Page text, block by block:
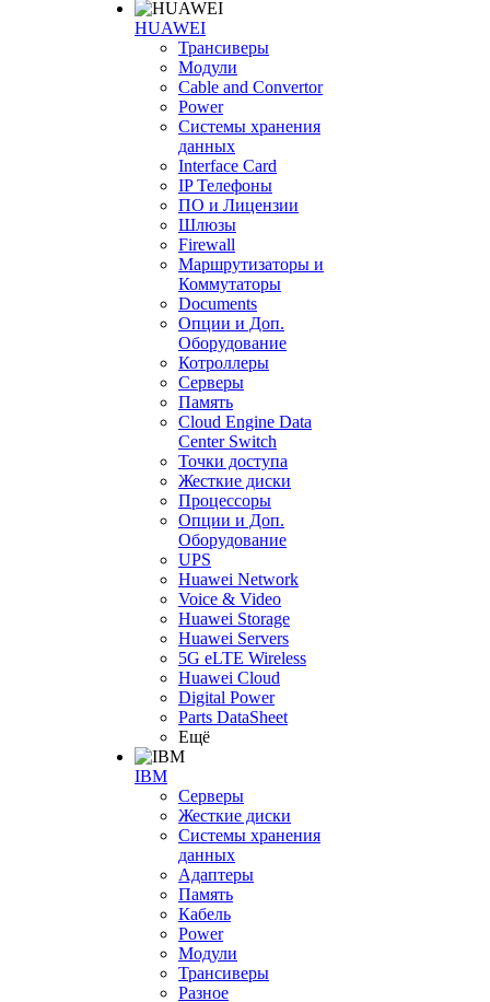
HUAWEI
Трансиверы
Модули
Cable and Convertor
Power
Системы хранения
данных
Interface Card
IP Телефоны
ПО и Лицензии
Шлюзы
Firewall
Маршрутизаторы и
Коммутаторы
Documents
Опции и Доп.
Оборудование
Котроллеры
Серверы
Память
Cloud Engine Data
Center Switch
Точки доступа
Жесткие диски
Процессоры
Опции и Доп.
Оборудование
UPS
Huawei Network
Voice & Video
Huawei Storage
Huawei Servers
5G eLTE Wireless
Huawei Cloud
Digital Power
Parts DataSheet
Ещё
IBM
Серверы
Жесткие диски
Системы хранения
данных
Адаптеры
Память
Кабель
Power
Модули
Трансиверы
Разное